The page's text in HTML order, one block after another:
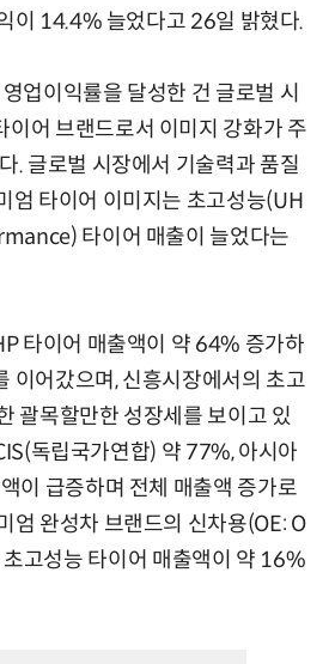
이 14.4% 늘었다고 26일 밝혔다.
업이익률을 달성한 건 글로벌 시
이어 브랜드로서 이미지 강화가 주
. 글로벌 시장에서 기술력과 품질
엄 타이어 이미지는 초고성능(UH
타이어 매출이 늘었다는
타이어 매출액이 약 64% 증가하
이어갔으며, 신흥시장에서의 초고
괄목할만한 성장세를 보이고 있
독립국가연합) 약 77%, 아시아
이 급증하며 전체 매출액 증가로
엄 완성차 브랜드의 신차용(OE: O
고성능 타이어 매출액이 약 16%